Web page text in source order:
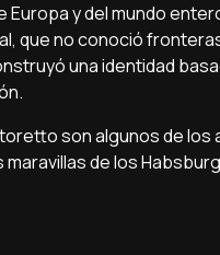
Europa y del mundo
que no conoció
una identidad
son algunos de
de los